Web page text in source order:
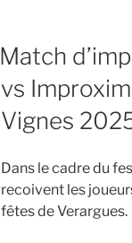
Match
vs
Vignes
Dans le cadre du
recoivent les
fêtes de Verargues.